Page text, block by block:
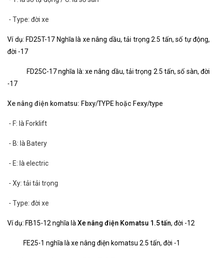
- Type: đời xe
Ví dụ: FD25T-17 Nghĩa là xe nâng dầu, tải trọng 2.5 tấn, số tự động,
đời -17
FD25C-17 nghĩa là: xe nâng dầu, tải trọng 2.5 tấn, số sàn, đời
-17
Xe nâng điện komatsu: Fbxy/TYPE hoặc Fexy/type
- F: là Forklift
- B: là Batery
- E: là electric
- Xy: tải tải trọng
- Type: đời xe
Ví dụ: FB15-12 nghĩa là Xe nâng điện Komatsu 1.5 tấn, đời -12
FE25-1 nghĩa là xe nâng điện komatsu 2.5 tấn, đời -1